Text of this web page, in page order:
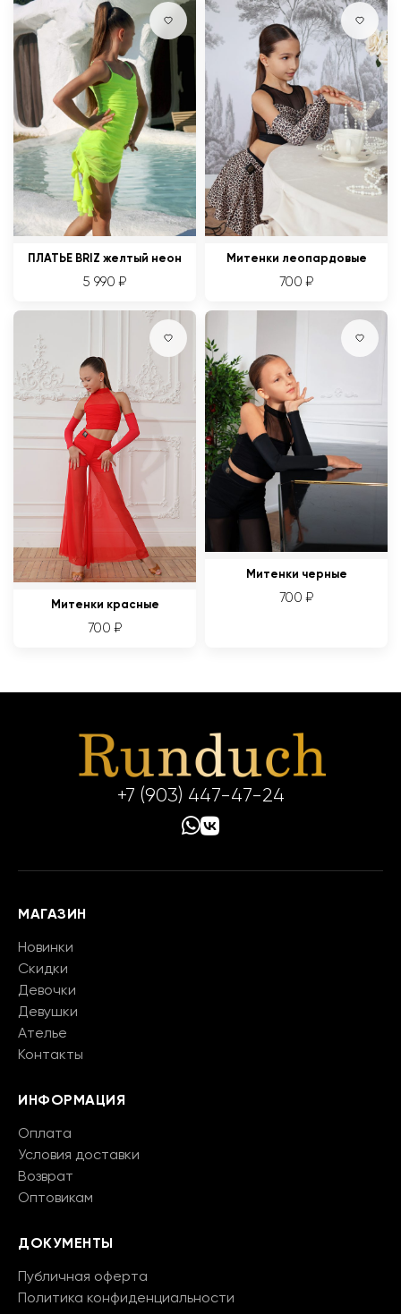
ПЛАТЬЕ BRIZ желтый неон
5 990₽
Митенки леопардовые
700₽
Митенки красные
700₽
Митенки черные
700₽
+7 (903) 447-47-24
МАГАЗИН
Новинки
Скидки
Девочки
Девушки
Ателье
Контакты
ИНФОРМАЦИЯ
Оплата
Условия доставки
Возврат
Оптовикам
ДОКУМЕНТЫ
Публичная оферта
Политика конфиденциальности